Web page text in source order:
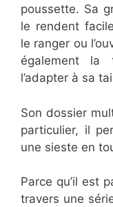
poussette. Sa
le rendent
le ranger ou
également la
l’adapter à sa
Son dossier
particulier, il
une sieste en
Parce qu’il est
travers une